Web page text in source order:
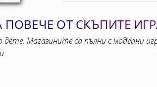
ПОВЕЧЕ ОТ СКЪПИТЕ
Магазините са пълни с модерни